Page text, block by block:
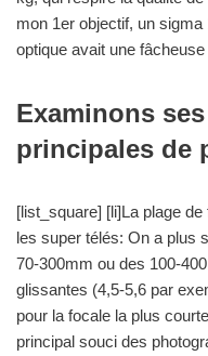
mon 1er objectif, un
optique avait une fâcheuse
Examinons
principales de
[list_square] [li]La plage
les super télés: On a plus
70-300mm ou des 100-
glissantes (4,5-5,6 par
pour la focale la plus
principal souci des